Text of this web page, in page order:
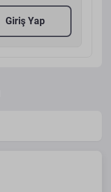
Giriş Yap